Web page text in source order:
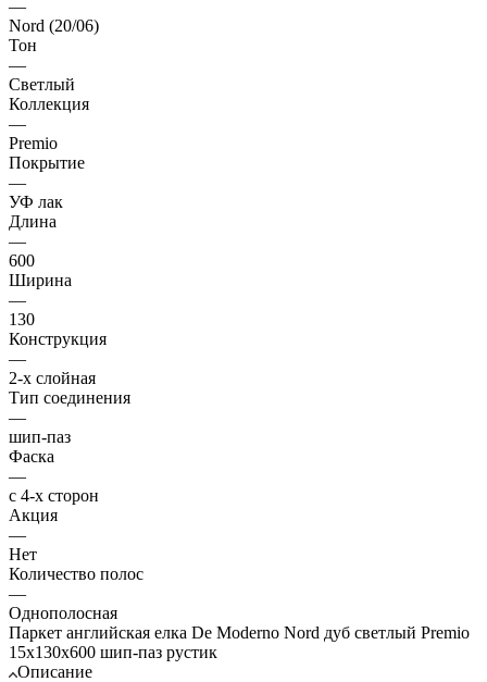
—
Nord (20/06)
Тон
—
Светлый
Коллекция
—
Premio
Покрытие
—
УФ лак
Длина
—
600
Ширина
—
130
Конструкция
—
2-х слойная
Тип соединения
—
шип-паз
Фаска
—
с 4-х сторон
Акция
—
Нет
Количество полос
—
Однополосная
Паркет английская елка De Moderno Nord дуб светлый Premio
15х130х600 шип-паз рустик
Описание